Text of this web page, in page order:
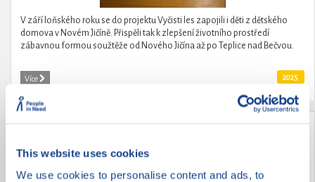
This website uses cookies
We use cookies to personalise content and ads, to
V září loňského roku se do projektu Vyčisti les zapojili i děti z dětského
domova v Novém Jičíně. Přispěli tak k zlepšení životního prostředí
zábavnou formou soužtěže od Nového Jičína až po Teplice nad Bečvou.
Více 2025